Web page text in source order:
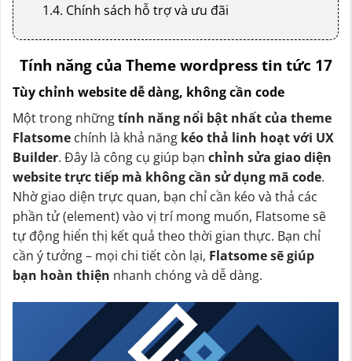
1.4. Chính sách hỗ trợ và ưu đãi
Tính năng của Theme wordpress tin tức 17
Tùy chỉnh website dễ dàng, không cần code
Một trong nhữngtính năng nổi bật nhất của theme
Flatsome chính là khả năng kéo thả linh hoạt với UX
Builder. Đây là công cụ giúp bạn chỉnh sửa giao diện
website trực tiếp mà không cần sử dụng mã code.
Nhờ giao diện trực quan, bạn chỉ cần kéo và thả các
phần tử (element) vào vị trí mong muốn, Flatsome sẽ
tự động hiển thị kết quả theo thời gian thực. Bạn chỉ
cần ý tưởng – mọi chi tiết còn lại, Flatsome sẽ giúp
bạn hoàn thiện nhanh chóng và dễ dàng.